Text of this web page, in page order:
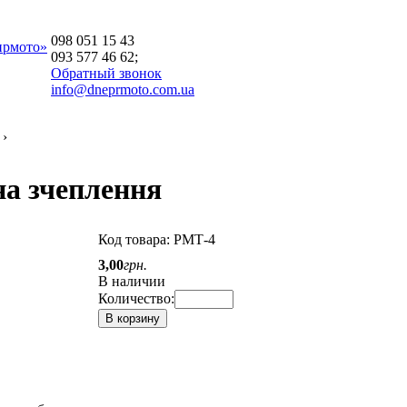
098 051 15 43
093 577 46 62;
Обратный звонок
info@dneprmoto.com.ua
›
зчеплення
Код товара: РМТ-4
3,00грн.
В наличии
Количество:
В корзину